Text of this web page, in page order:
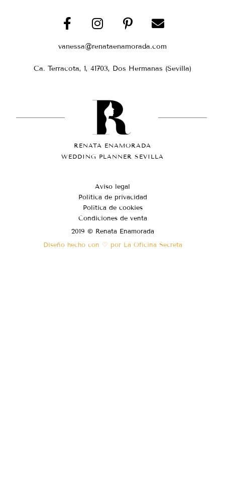
vanessa@renataenamorada.com
Ca. Terracota, 1, 41703, Dos Hermanas (Sevilla)
RENATA ENAMORADA
WEDDING PLANNER SEVILLA
Aviso legal
Política de privacidad
Política de cookies
Condiciones de venta
2019 © Renata Enamorada
Diseño hecho con ♡ por La Oficina Secreta